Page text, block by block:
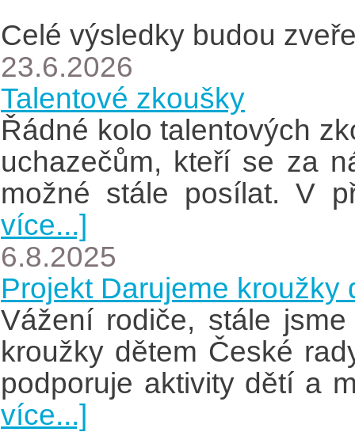
Celé výsledky budou
23.6.2026
Talentové zkoušky
Řádné kolo talentových
uchazečům, kteří se za
možné stále posílat. V
více...]
6.8.2025
Projekt Darujeme kroužky
Vážení rodiče, stále
kroužky dětem České
podporuje aktivity dětí a
více...]